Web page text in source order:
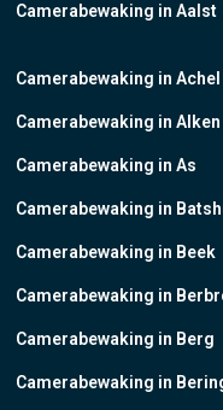
Camerabewaking in Aalst
Camerabewaking in Achel
Camerabewaking in Alken
Camerabewaking in As
Camerabewaking in
Camerabewaking in Beek
Camerabewaking in
Camerabewaking in Berg
Camerabewaking in